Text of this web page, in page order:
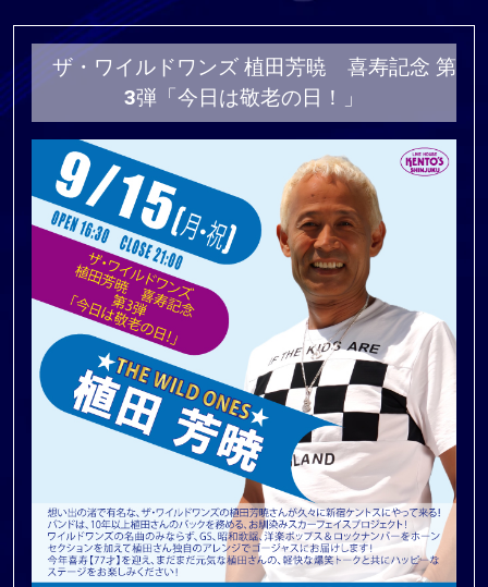
ザ・ワイルドワンズ 植田芳暁 喜寿記念 第
3弾「今日は敬老の日！」